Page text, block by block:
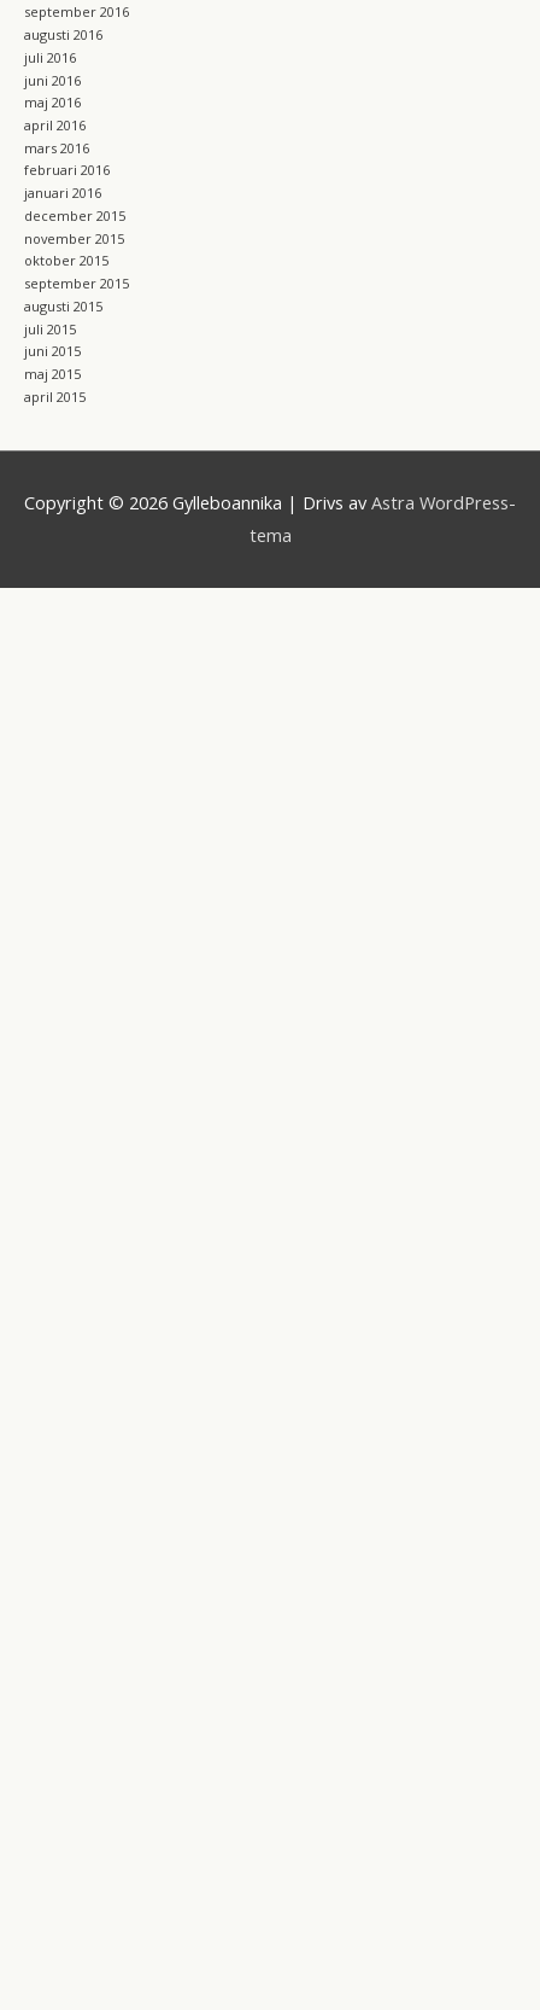
september 2016
augusti 2016
juli 2016
juni 2016
maj 2016
april 2016
mars 2016
februari 2016
januari 2016
december 2015
november 2015
oktober 2015
september 2015
augusti 2015
juli 2015
juni 2015
maj 2015
april 2015
Copyright © 2026 Gylleboannika | Drivs av Astra WordPress-
tema